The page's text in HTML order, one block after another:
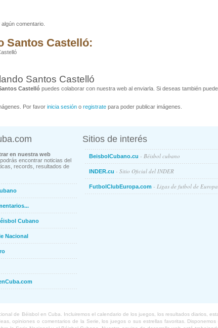
comentario.
Santos Castelló:
Santos Castelló
Castelló puedes colaborar con nuestra web al enviarla. Si deseas también
Por favor inicia sesión o registrate para poder publicar imágenes.
en nuestra web
encontrar noticias del
records, resultados de
Cubano
Nacional
Sitios de interés
BeisbolCubano.cu - Béisbol cubano
INDER.cu - Sitio Oficial del INDER
FutbolClubEuropa.com - Ligas de futbol de Europa
de Béisbol en Cuba. Incluiremos el calendario de los juegos, los resultados diarios,
opiniones o comentarios de la Serie, los juegos o sus estrellas favoritas. Disponemos